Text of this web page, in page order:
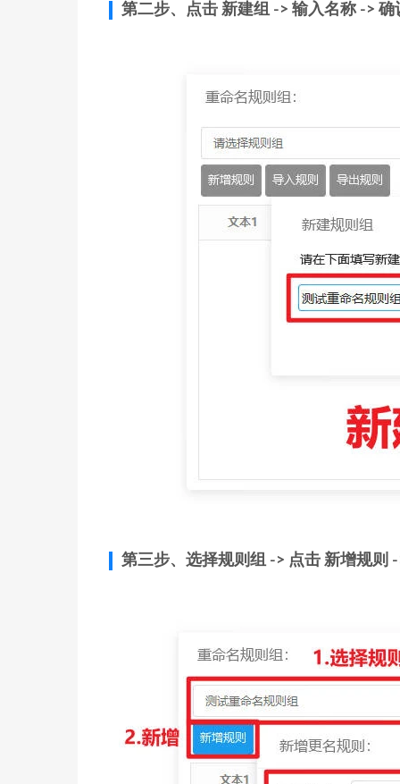
第二步、点击 新建组 -> 输入名称 -> 确
第三步、选择规则组 -> 点击 新增规则